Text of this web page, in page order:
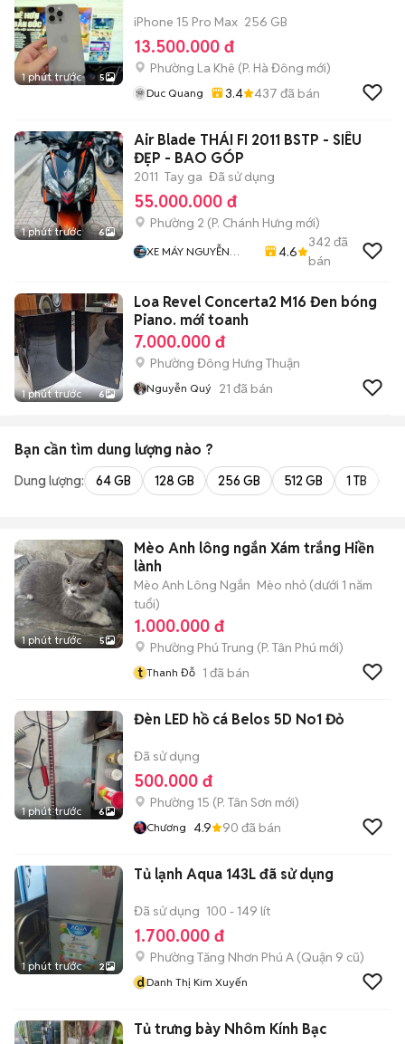
1 phút trước 5
iPhone 15 Pro Max 256 GB
13.500.000 đ
Phường La Khê (P. Hà Đông mới)
Duc Quang 3.4 437 đã bán
1 phút trước 6
Air Blade THÁI FI 2011 BSTP - SIÊU
ĐẸP - BAO GÓP
2011 Tay ga Đã sử dụng
55.000.000 đ
Phường 2 (P. Chánh Hưng mới)
XE MÁY NGUYỄN
4.6
342 đã
bán
1 phút trước 6
Loa Revel Concerta2 M16 Đen bóng
Piano. mới toanh
7.000.000 đ
Phường Đông Hưng Thuận
Nguyễn Quý 21 đã bán
Bạn cần tìm dung lượng nào ?
Dung lượng: 64 GB 128 GB 256 GB 512 GB 1 TB
1 phút trước 5
Mèo Anh lông ngắn Xám trắng Hiền
lành
Mèo Anh Lông Ngắn Mèo nhỏ (dưới 1 năm
tuổi)
1.000.000 đ
Phường Phú Trung (P. Tân Phú mới)
t Thanh Đỗ 1 đã bán
1 phút trước 6
Đèn LED hồ cá Belos 5D No1 Đỏ
Đã sử dụng
500.000 đ
Phường 15 (P. Tân Sơn mới)
Chương 4.9 90 đã bán
1 phút trước 2
Tủ lạnh Aqua 143L đã sử dụng
Đã sử dụng 100 - 149 lít
1.700.000 đ
Phường Tăng Nhơn Phú A (Quận 9 cũ)
dDanh Thị Kim Xuyến
Tủ trưng bày Nhôm Kính Bạc